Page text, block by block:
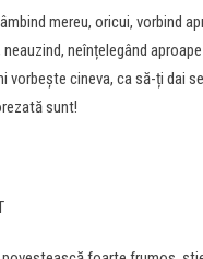
mereu, oricui, vorbind
neauzind, neînțelegând
vorbește cineva, ca să-ți dai
sunt!